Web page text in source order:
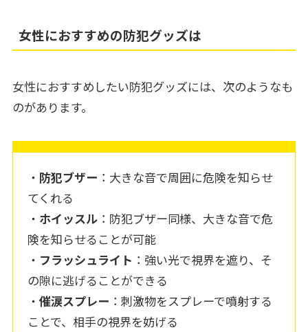
女性におすすめの防犯グッズは
女性におすすめしたい防犯グッズには、次のようなも
のがあります。
・ 防犯ブザー ：大きな音で周囲に危険を知らせ
てくれる
・ ホイッスル ：防犯ブザー同様、大きな音で危
険を知らせることが可能
・ フラッシュライト ：強い光で視界を遮り、そ
の隙に逃げることができる
・催涙スプレー ：刺激物をスプレーで噴射する
ことで、相手の視界を妨げる